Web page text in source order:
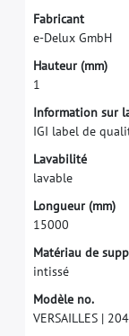
Fabricant
e-Delux GmbH
Hauteur (mm)
1
Information sur l
IGI label de quali
Lavabilité
lavable
Longueur (mm)
15000
Matériau de supp
intissé
Modèle no.
VERSAILLES | 204